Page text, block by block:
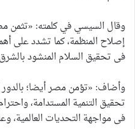
وقال السيسي في كلمته: «تثمن
إصلاح المنظمة، كما تشدد على
فى تحقيق السلام المنشود
وأضاف: «تؤمن مصر أيضا؛ بالدور
تحقيق التنمية المستدامة،
فى مواجهة التحديات العالمية،